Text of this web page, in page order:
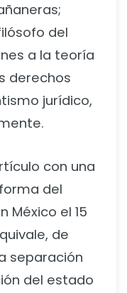
del
a la teoría
derechos
jurídico,
con una
del
México el 15
de
separación
del estado